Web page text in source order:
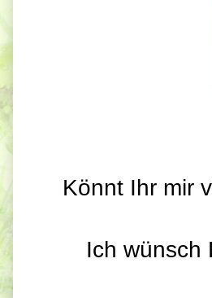
Könnt Ihr mir
Ich wünsch